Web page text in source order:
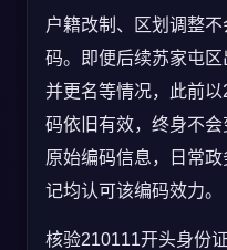
户籍改制、区划调整
码。即便后续苏家屯
并更名等情况，此前
码依旧有效，终身不
原始编码信息，日常
记均认可该编码效力。
核验210111开头身份